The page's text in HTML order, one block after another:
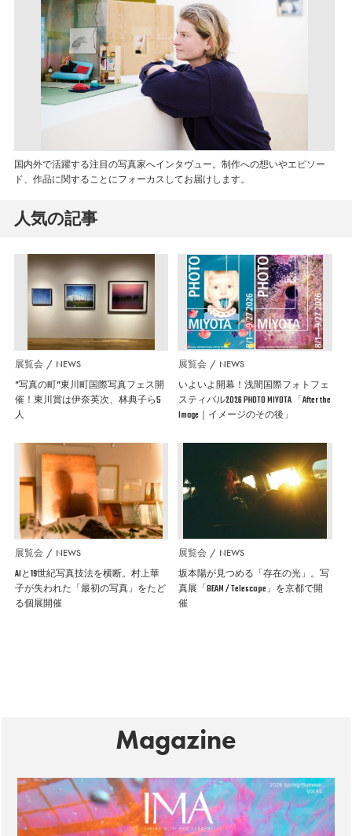
国内外で活躍する注目の写真家へインタヴュー。制作への想いやエピソー
ド、作品に関することにフォーカスしてお届けします。
人気の記事
展覧会 NEWS
”写真の町”東川町国際写真フェス開
催！東川賞は伊奈英次、林典子ら5
人
展覧会 NEWS
いよいよ開幕！浅間国際フォトフェ
スティバル2026 PHOTO MIYOTA 「After the
Image｜イメージのその後」
展覧会 NEWS
AIと19世紀写真技法を横断。村上華
子が失われた「最初の写真」をたど
る個展開催
展覧会 NEWS
坂本陽が見つめる「存在の光」。写
真展「BEAM / Telescope」を京都で開
催
Magazine